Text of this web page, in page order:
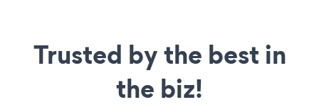
Trusted by the best in
the biz!